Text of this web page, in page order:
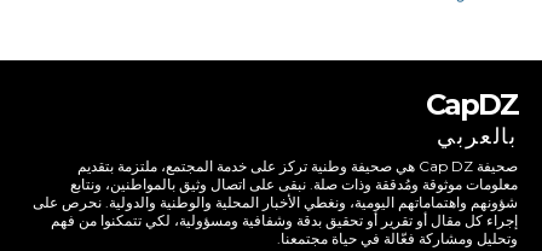
CapDZ
بالعربي
صحيفة Cap DZ هي صحيفة وطنية تركز على خدمة المجتمع، ملتزمة بتقديم
معلومات موثوقة ومُدققة وذات صلة. نبقى على اتصال وثيق بالمواطنين، ونتابع
شؤونهم واهتماماتهم اليومية، ونغطي الأخبار المحلية والوطنية والدولية. نحرص على
إجراء كل مقال أو تقرير أو تحقيق بدقة وشفافية ومسؤولية، لكي تتمكنوا من فهم
وتحليل ومشاركة فعّالة في حياة مجتمعنا.